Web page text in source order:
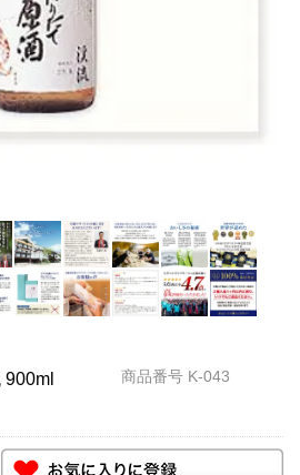
900ml 商品番号 K-043